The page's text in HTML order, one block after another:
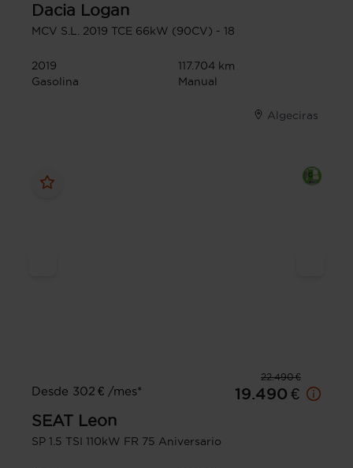
Dacia Logan
MCV S.L. 2019 TCE 66kW (90CV) - 18
2019
117.704 km
Gasolina
Manual
Algeciras
22.490 €
Desde 302 € /mes*
19.490 €
SEAT Leon
SP 1.5 TSI 110kW FR 75 Aniversario